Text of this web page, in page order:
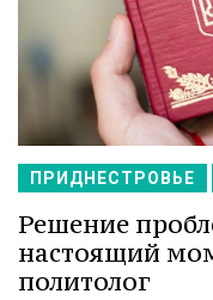
ПРИДНЕСТРОВЬЕ
Решение
настоящий
политолог